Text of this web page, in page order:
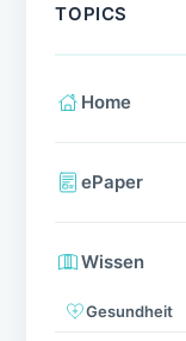
TOPICS
Home
ePaper
Wissen
Gesundheit